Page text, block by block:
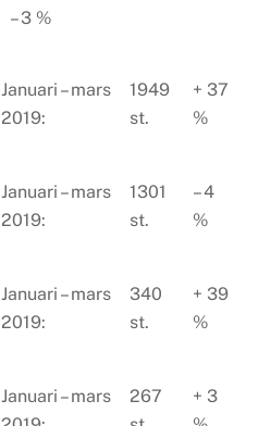
– 3 %
Januari – mars
2019:
1949
st.
+ 37
%
Januari – mars
2019:
1301
st.
– 4
%
Januari – mars
2019:
340
st.
+ 39
%
Januari – mars
267
+ 3